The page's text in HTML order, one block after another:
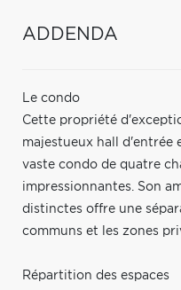
ADDENDA
Le condo
Cette propriété
majestueux hall d'entrée
vaste condo de quatre
impressionnantes. Son
distinctes offre une
communs et les zones
Répartition des espaces